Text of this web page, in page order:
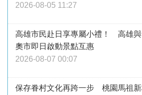
2026-08-05 11:27
高雄市民赴日享專屬小禮！ 高雄與
奧市即日啟動景點互惠
2026-08-07 00:07
保存眷村文化再跨一步 桃園馬祖新